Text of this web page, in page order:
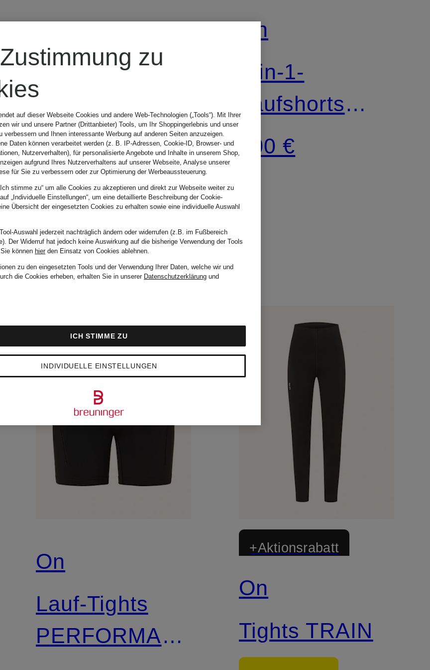
On
Yoga-Hose
STUDIO
120 €
On
2-in-1-
Laufshorts
PERFORMANCE
100 €
On
Lauf-Tights
PERFORMANCE
+Aktionsrabatt
On
Tights TRAIN
zu
auf dieser Webseite Cookies und andere Web-Technologien („Tools“). Mit Ihrer
wir und unsere Partner (Drittanbieter) Tools, um Ihr Shoppingerlebnis und unser
verbessern und Ihnen interessante Werbung auf anderen Seiten anzuzeigen.
Daten können verarbeitet werden (z. B. IP-Adressen, Cookie-ID, Browser- und
Nutzerverhalten), für personalisierte Angebote und Inhalte in unserem Shop,
aufgrund Ihres Nutzerverhaltens auf unserer Webseite, Analyse unserer
für Sie zu verbessern oder zur Optimierung der Werbeaussteuerung.
stimme zu“ um alle Cookies zu akzeptieren und direkt zur Webseite weiter zu
„Individuelle Einstellungen“, um eine detaillierte Beschreibung der Cookie-
Übersicht der eingesetzten Cookies zu erhalten sowie eine individuelle Auswahl
Auswahl jederzeit nachträglich ändern oder widerrufen (z.B. im Fußbereich
Der Widerruf hat jedoch keine Auswirkung auf die bisherige Verwendung der Tools
Sie können hierden Einsatz von Cookies ablehnen.
zu den eingesetzten Tools und der Verwendung Ihrer Daten, welche wir und
die Cookies erheben, erhalten Sie in unserer Datenschutzerklärung und
INDIVIDUELLE EINSTELLUNGEN
ICH STIMME ZU